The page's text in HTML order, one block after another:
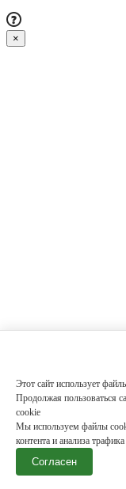
Этот сайт использует
Продолжая пользоваться
cookie
Мы используем файлы
контента и анализа трафика
Согласен
×